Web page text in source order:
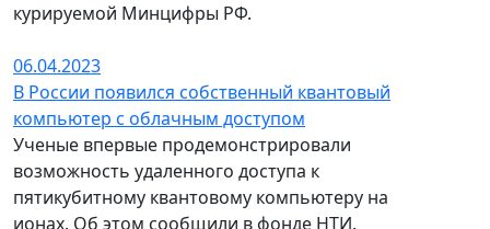
курируемой Минцифры РФ.
06.04.2023
В России появился собственный квантовый
компьютер с облачным доступом
Ученые впервые продемонстрировали
возможность удаленного доступа к
пятикубитному квантовому компьютеру на
ионах. Об этом сообщили в фонде НТИ.